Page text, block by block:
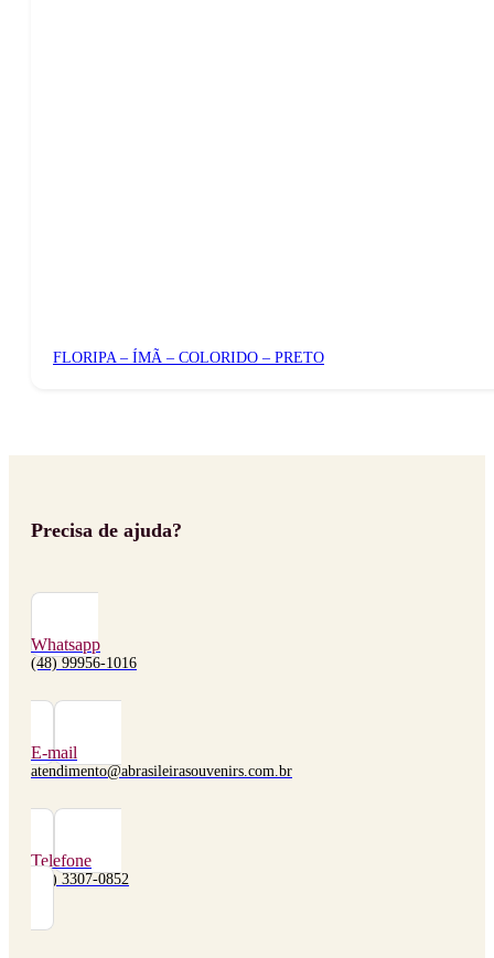
FLORIPA – ÍMÃ – COLORIDO – PRETO
Precisa de ajuda?
Whatsapp
(48) 99956-1016
E-mail
atendimento@abrasileirasouvenirs.com.br
Telefone
(48) 3307-0852